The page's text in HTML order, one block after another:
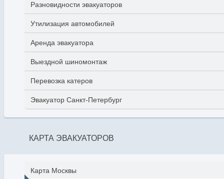
Разновидности эвакуаторов
Утилизация автомобилей
Аренда эвакуатора
Выездной шиномонтаж
Перевозка катеров
Эвакуатор Санкт-Петербург
КАРТА ЭВАКУАТОРОВ
Карта Москвы